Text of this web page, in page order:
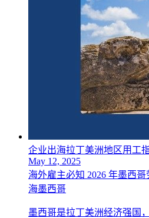
企业出海拉丁美洲地区用工
May 12, 2025
海外雇主必知 2026 年墨西
海墨西哥
墨西哥是拉丁美洲经济强国